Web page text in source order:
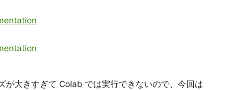
が大きすぎて Colab では実行できないので、今回は